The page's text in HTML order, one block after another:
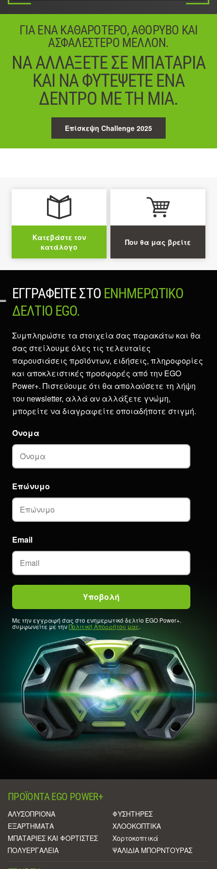
ΓΙΑ ΈΝΑ ΚΑΘΑΡΌΤΕΡΟ, ΑΘΌΡΥΒΟ ΚΑΙ
ΑΣΦΑΛΈΣΤΕΡΟ ΜΈΛΛΟΝ.
ΝΑ ΑΛΛΆΞΕΤΕ ΣΕ ΜΠΑΤΑΡΊΑ
ΚΑΙ ΝΑ ΦΥΤΈΨΕΤΕ ΈΝΑ
ΔΈΝΤΡΟ ΜΕ ΤΗ ΜΊΑ.
Επίσκεψη Challenge 2025
Κατεβάστε τον
κατάλογο
Που θα μας βρείτε
ΕΓΓΡΑΦΕΊΤΕ ΣΤΟ ΕΝΗΜΕΡΩΤΙΚΌ
ΔΕΛΤΊΟ EGO.
Συμπληρώστε τα στοιχεία σας παρακάτω και θα
σας στείλουμε όλες τις τελευταίες
παρουσιάσεις προϊόντων, ειδήσεις, πληροφορίες
και αποκλειστικές προσφορές από την EGO
Power+. Πιστεύουμε ότι θα απολαύσετε τη λήψη
του newsletter, αλλά αν αλλάξετε γνώμη,
μπορείτε να διαγραφείτε οποιαδήποτε στιγμή.
Email
Όνομα
Επώνυμο
Με την εγγραφή σας στο ενημερωτικό δελτίο EGO Power+.
συμφωνείτε με τηνΠολιτική Απορρήτου μας.
ΠΡΟΪΌΝΤΑ EGO POWER+
ΑΛΥΣΟΠΡΙΟΝΑ
ΕΞΑΡΤΗΜΑΤΑ
ΜΠΑΤΑΡΙΕΣ ΚΑΙ ΦΟΡΤΙΣΤΕΣ
ΠΟΛΥΕΡΓΑΛΕΙΑ
ΦΥΣΗΤΗΡΕΣ
ΧΛΟΟΚΟΠΤΙΚΑ
Χορτοκοπτικά
ΨΑΛΙΔΙΑ ΜΠΟΡΝΤΟΥΡΑΣ